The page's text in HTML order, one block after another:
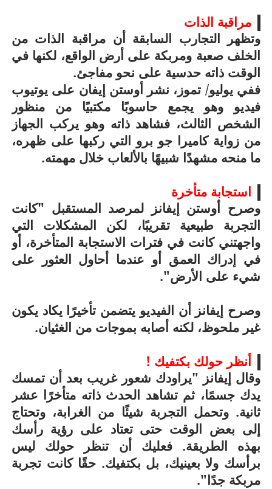
مراقبة الذات
وتظهر التجارب السابقة أن مراقبة الذات من
الخلف صعبة ومربكة على أرض الواقع، لكنها في
الوقت ذاته حدسية على نحو مفاجئ.
ففي يوليو/ تموز، نشر أوستن إيفان على يوتيوب
فيديو وهو يجمع حاسوبًا مكتبيًا من منظور
الشخص الثالث، فشاهد ذاته وهو يركب الجهاز
من زواية كاميرا جو برو التي ركبها على ظهره،
ما منحه مشهدًا شبيهًا بالألعاب خلال مهمته.
استجابة متأخرة
وصرح أوستن إيفانز لمرصد المستقبل "كانت
التجربة طبيعية تقريبًا، لكن المشكلات التي
واجهتني كانت في فترات الاستجابة المتأخرة، أو
في إدراك العمق أو عندما أحاول العثور على
شيء على الأرض".
وصرح إيفانز أن الفيديو يتضمن تأخيرًا يكاد يكون
غير ملحوظ، لكنه أصابه بموجات من الغثيان.
أنظر حولك بكتفيك !
وقال إيفانز "يراودك شعور غريب بعد أن تمسك
يدك جسمًا، ثم تشاهد الحدث ذاته متأخرًا عشر
ثانية. وتحمل التجربة شيئًا من الغرابة، وتحتاج
إلى بعض الوقت حتى تعتاد على رؤية رأسك
بهذه الطريقة. فعليك أن تنظر حولك ليس
برأسك ولا بعينيك، بل بكتفيك. حقًا كانت تجربة
مربكة جدًا".